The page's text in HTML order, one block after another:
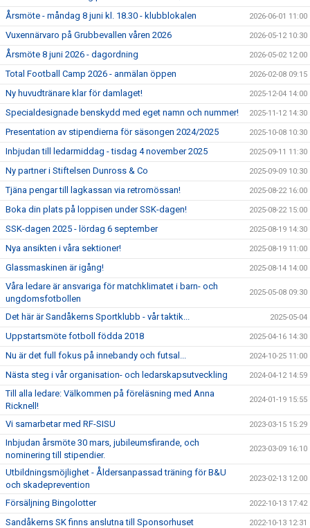
Årsmöte - måndag 8 juni kl. 18.30 - klubblokalen 2026-06-01 11:00
Vuxennärvaro på Grubbevallen våren 2026 2026-05-12 10:30
Årsmöte 8 juni 2026 - dagordning 2026-05-02 12:00
Total Football Camp 2026 - anmälan öppen 2026-02-08 09:15
Ny huvudtränare klar för damlaget! 2025-12-04 14:00
Specialdesignade benskydd med eget namn och nummer! 2025-11-12 14:30
Presentation av stipendierna för säsongen 2024/2025 2025-10-08 10:30
Inbjudan till ledarmiddag - tisdag 4 november 2025 2025-09-11 11:30
Ny partner i Stiftelsen Dunross & Co 2025-09-09 10:30
Tjäna pengar till lagkassan via retromössan! 2025-08-22 16:00
Boka din plats på loppisen under SSK-dagen! 2025-08-22 15:00
SSK-dagen 2025 - lördag 6 september 2025-08-19 14:30
Nya ansikten i våra sektioner! 2025-08-19 11:00
Glassmaskinen är igång! 2025-08-14 14:00
Våra ledare är ansvariga för matchklimatet i barn- och
ungdomsfotbollen
2025-05-08 09:30
Det här är Sandåkerns Sportklubb - vår taktik... 2025-05-04
Uppstartsmöte fotboll födda 2018 2025-04-16 14:30
Nu är det full fokus på innebandy och futsal... 2024-10-25 11:00
Nästa steg i vår organisation- och ledarskapsutveckling 2024-04-12 14:59
Till alla ledare: Välkommen på föreläsning med Anna
Ricknell!
2024-01-19 15:55
Vi samarbetar med RF-SISU 2023-03-15 15:29
Inbjudan årsmöte 30 mars, jubileumsfirande, och
nominering till stipendier.
2023-03-09 16:10
Utbildningsmöjlighet - Åldersanpassad träning för B&U
och skadeprevention
2023-02-13 12:00
Försäljning Bingolotter 2022-10-13 17:42
Sandåkerns SK finns anslutna till Sponsorhuset 2022-10-13 12:31